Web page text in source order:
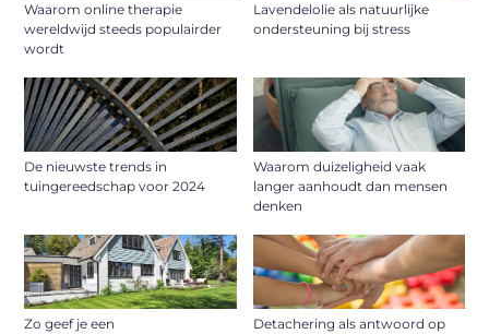
Waarom online therapie
wereldwijd steeds populairder
wordt
Lavendelolie als natuurlijke
ondersteuning bij stress
De nieuwste trends in
tuingereedschap voor 2024
Waarom duizeligheid vaak
langer aanhoudt dan mensen
denken
Zo geef je een
Detachering als antwoord op